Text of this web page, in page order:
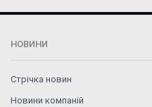
НОВИНИ
Стрічка новин
Новини компаній